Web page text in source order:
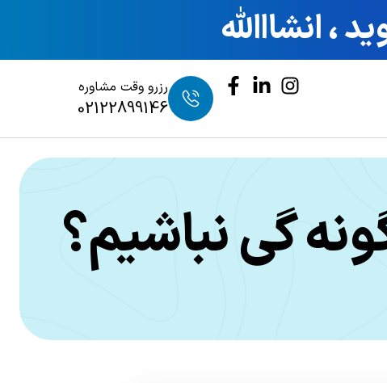
انشااالله
رزرو وقت مشاوره
02122899146
گی نباشیم؟